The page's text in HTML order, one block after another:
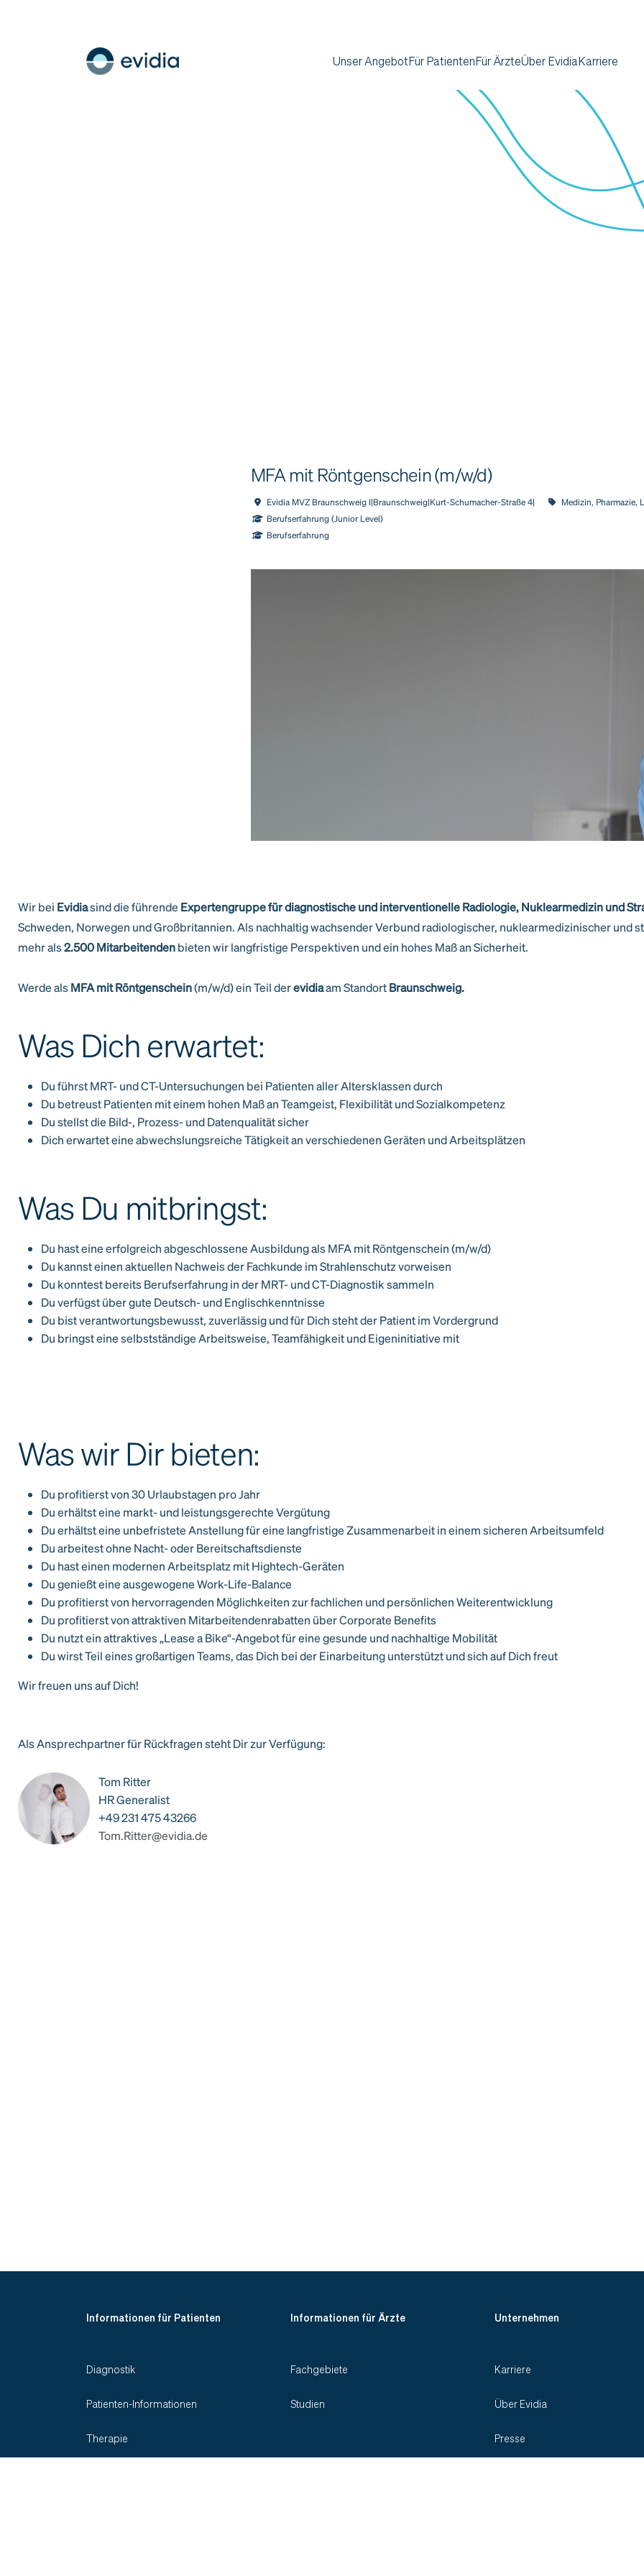
Unser AngebotFür PatientenFür ÄrzteÜber EvidiaKarriere
MFA mit Röntgenschein (m/w/d)
Evidia MVZ Braunschweig I|Braunschweig|Kurt-Schumacher-Straße 4|
Berufserfahrung (Junior Level)
Berufserfahrung
Medizin, Pharmazie,
Wir bei Evidiasind die führende Expertengruppe für diagnostische und interventionelle Radiologie, Nuklearmedizin und
Schweden, Norwegen und Großbritannien. Als nachhaltig wachsender Verbund radiologischer, nuklearmedizinischer und
mehr als2.500 Mitarbeitendenbieten wir langfristige Perspektiven und ein hohes Maß an Sicherheit.
Werde alsMFA mit Röntgenschein(m/w/d) ein Teil derevidiaam StandortBraunschweig.
Was Dich erwartet:
Du führst MRT- und CT-Untersuchungen bei Patienten aller Altersklassen durch
Du betreust Patienten mit einem hohen Maß an Teamgeist, Flexibilität und Sozialkompetenz
Du stellst die Bild-, Prozess- und Datenqualität sicher
Dich erwartet eine abwechslungsreiche Tätigkeit an verschiedenen Geräten und Arbeitsplätzen
Was Du mitbringst:
Du hast eine erfolgreich abgeschlossene Ausbildung als MFA mit Röntgenschein (m/w/d)
Du kannst einen aktuellen Nachweis der Fachkunde im Strahlenschutz vorweisen
Du konntest bereits Berufserfahrung in der MRT- und CT-Diagnostik sammeln
Du verfügst über gute Deutsch- und Englischkenntnisse
Du bist verantwortungsbewusst, zuverlässig und für Dich steht der Patient im Vordergrund
Du bringst eine selbstständige Arbeitsweise, Teamfähigkeit und Eigeninitiative mit
Was wir Dir bieten:
Du profitierst von 30 Urlaubstagen pro Jahr
Du erhältst eine markt- und leistungsgerechte Vergütung
Du erhältst eine unbefristete Anstellung für eine langfristige Zusammenarbeit in einem sicheren Arbeitsumfeld
Du arbeitest ohne Nacht- oder Bereitschaftsdienste
Du hast einen modernen Arbeitsplatz mit Hightech-Geräten
Du genießt eine ausgewogene Work-Life-Balance
Du profitierst von hervorragenden Möglichkeiten zur fachlichen und persönlichen Weiterentwicklung
Du profitierst von attraktiven Mitarbeitendenrabatten über Corporate Benefits
Du nutzt ein attraktives „Lease a Bike“-Angebot für eine gesunde und nachhaltige Mobilität
Du wirst Teil eines großartigen Teams, das Dich bei der Einarbeitung unterstützt und sich auf Dich freut
Wir freuen uns auf Dich!
Als Ansprechpartner für Rückfragen steht Dir zur Verfügung:
Tom Ritter
HR Generalist
+49 231 475 43266
Tom.Ritter@evidia.de
Informationen für Patienten
Diagnostik
Patienten-Informationen
Therapie
Informationen für Ärzte
Fachgebiete
Studien
Unternehmen
Karriere
Über Evidia
Presse